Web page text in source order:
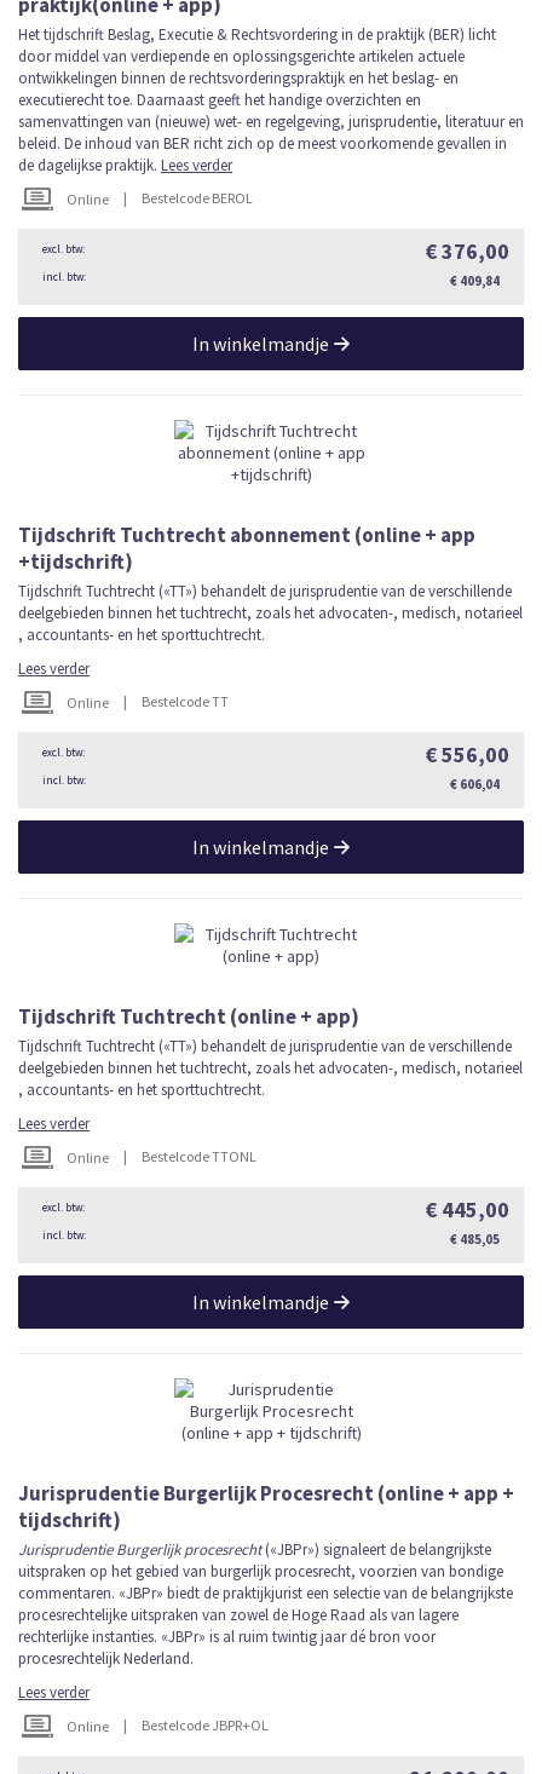
Het tijdschrift Beslag, Executie & Rechtsvordering in de praktijk (BER) licht
door middel van verdiepende en oplossingsgerichte artikelen actuele
ontwikkelingen binnen de rechtsvorderingspraktijk en het beslag- en
executierecht toe. Daarnaast geeft het handige overzichten en
samenvattingen van (nieuwe) wet- en regelgeving, jurisprudentie, literatuur en
beleid. De inhoud van BER richt zich op de meest voorkomende gevallen in
de dagelijkse praktijk. Lees verder
Online | Bestelcode BEROL
€ 376,00
€ 409,84
In winkelmandje
Tijdschrift Tuchtrecht abonnement (online + app
+tijdschrift)
Tijdschrift Tuchtrecht («TT») behandelt de jurisprudentie van de verschillende
deelgebieden binnen het tuchtrecht, zoals het advocaten-, medisch, notarieel
, accountants- en het sporttuchtrecht.
Lees verder
Online | Bestelcode TT
€ 556,00
€ 606,04
In winkelmandje
Tijdschrift Tuchtrecht (online + app)
Tijdschrift Tuchtrecht («TT») behandelt de jurisprudentie van de verschillende
deelgebieden binnen het tuchtrecht, zoals het advocaten-, medisch, notarieel
, accountants- en het sporttuchtrecht.
Lees verder
Online | Bestelcode TTONL
€ 445,00
€ 485,05
In winkelmandje
Jurisprudentie Burgerlijk Procesrecht (online + app +
tijdschrift)
Jurisprudentie Burgerlijk procesrecht(«JBPr») signaleert de belangrijkste
uitspraken op het gebied van burgerlijk procesrecht, voorzien van bondige
commentaren. «JBPr» biedt de praktijkjurist een selectie van de belangrijkste
procesrechtelijke uitspraken van zowel de Hoge Raad als van lagere
rechterlijke instanties. «JBPr» is al ruim twintig jaar dé bron voor
procesrechtelijk Nederland.
Lees verder
Online | Bestelcode JBPR+OL